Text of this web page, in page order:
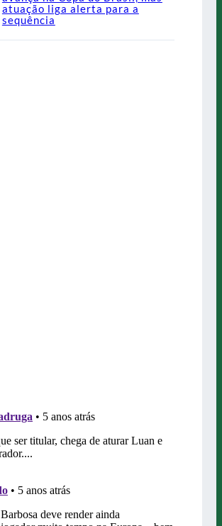
atuação liga alerta para a
sequência